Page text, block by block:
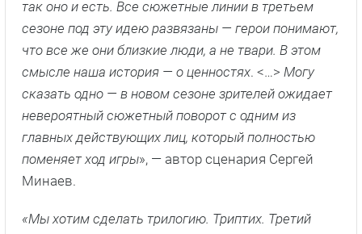
так оно и есть. Все сюжетные линии в третьем
сезоне под эту идею развязаны — герои понимают,
что все же они близкие люди, а не твари. В этом
смысле наша история — о ценностях. <…> Могу
сказать одно — в новом сезоне зрителей ожидает
невероятный сюжетный поворот с одним из
главных действующих лиц, который полностью
поменяет ход игры», — автор сценария Сергей
Минаев.
«Мы хотим сделать трилогию. Триптих. Третий